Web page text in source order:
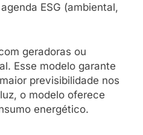
ESG (ambiental,
geradoras ou
Esse modelo garante
previsibilidade nos
o modelo oferece
energético.